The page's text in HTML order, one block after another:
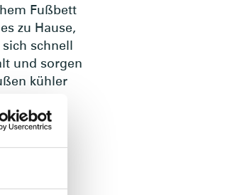
Fußbett
zu Hause,
schnell
und sorgen
kühler